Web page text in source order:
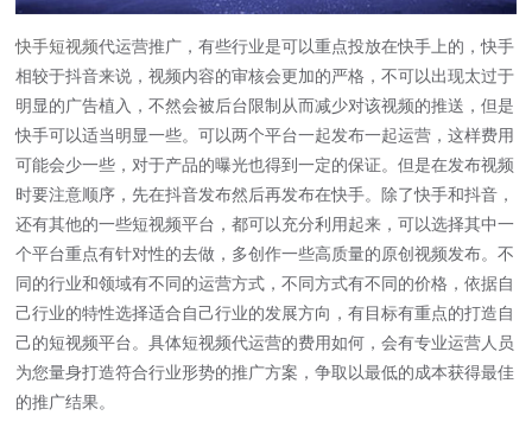
快手短视频代运营推广，有些行业是可以重点投放在快手上的，快手
相较于抖音来说，视频内容的审核会更加的严格，不可以出现太过于
明显的广告植入，不然会被后台限制从而减少对该视频的推送，但是
快手可以适当明显一些。可以两个平台一起发布一起运营，这样费用
可能会少一些，对于产品的曝光也得到一定的保证。但是在发布视频
时要注意顺序，先在抖音发布然后再发布在快手。除了快手和抖音，
还有其他的一些短视频平台，都可以充分利用起来，可以选择其中一
个平台重点有针对性的去做，多创作一些高质量的原创视频发布。不
同的行业和领域有不同的运营方式，不同方式有不同的价格，依据自
己行业的特性选择适合自己行业的发展方向，有目标有重点的打造自
己的短视频平台。具体短视频代运营的费用如何，会有专业运营人员
为您量身打造符合行业形势的推广方案，争取以最低的成本获得最佳
的推广结果。